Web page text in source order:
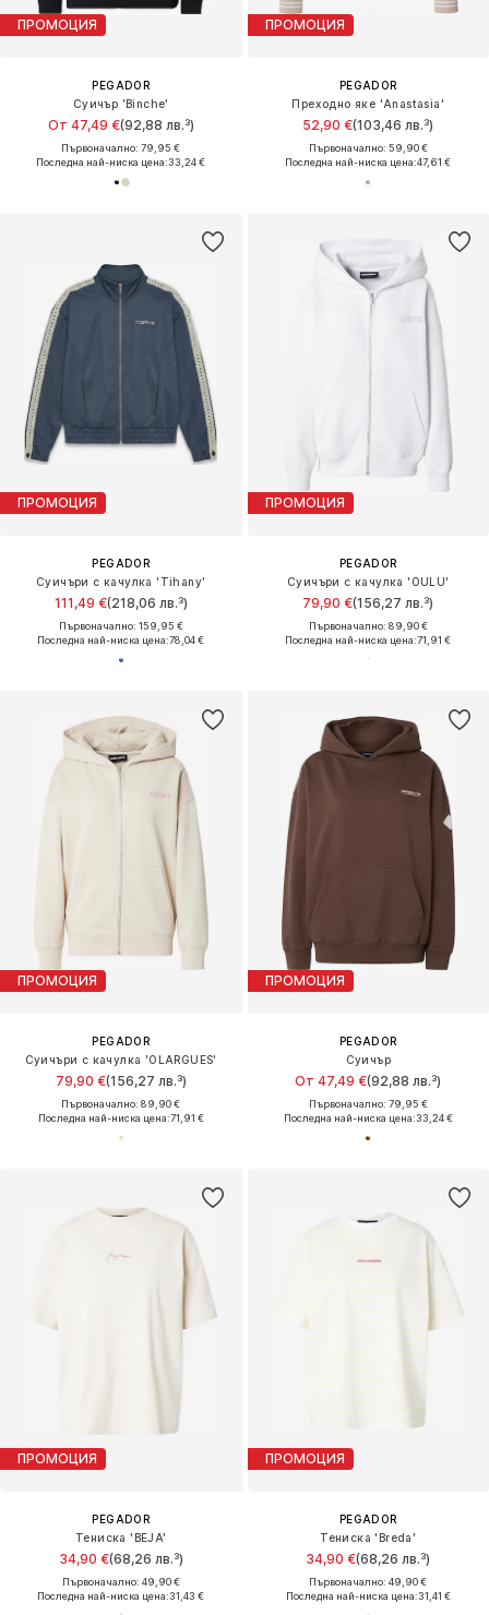
ПРОМОЦИЯ
PEGADOR
Суичър 'Binche'
От 47,49 €(92,88 лв.³)
Първоначално: 79,95 €
Последна най-ниска цена:33,24 €
ПРОМОЦИЯ
PEGADOR
Преходно яке 'Anastasia'
52,90 €(103,46 лв.³)
Първоначално: 59,90 €
Последна най-ниска цена:47,61 €
ПРОМОЦИЯ
PEGADOR
Суичъри с качулка 'Tihany'
111,49 €(218,06 лв.³)
Първоначално: 159,95 €
Последна най-ниска цена:78,04 €
ПРОМОЦИЯ
PEGADOR
Суичъри с качулка 'OULU'
79,90 €(156,27 лв.³)
Първоначално: 89,90 €
Последна най-ниска цена:71,91 €
ПРОМОЦИЯ
PEGADOR
Суичъри с качулка 'OLARGUES'
79,90 €(156,27 лв.³)
Първоначално: 89,90 €
Последна най-ниска цена:71,91 €
ПРОМОЦИЯ
PEGADOR
Суичър
От 47,49 €(92,88 лв.³)
Първоначално: 79,95 €
Последна най-ниска цена:33,24 €
ПРОМОЦИЯ
PEGADOR
Тениска 'BEJA'
34,90 €(68,26 лв.³)
Първоначално: 49,90 €
Последна най-ниска цена:31,43 €
ПРОМОЦИЯ
PEGADOR
Тениска 'Breda'
34,90 €(68,26 лв.³)
Първоначално: 49,90 €
Последна най-ниска цена:31,41 €